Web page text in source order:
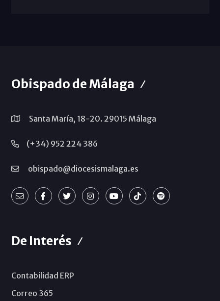
Obispado de Málaga
Santa María, 18-20. 29015 Málaga
(+34) 952 224 386
obispado@diocesismalaga.es
De Interés
Contabilidad ERP
Correo 365